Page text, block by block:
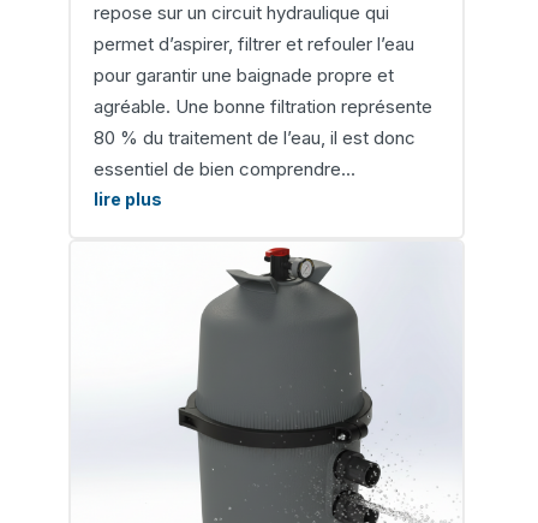
repose sur un circuit hydraulique qui
permet d’aspirer, filtrer et refouler l’eau
pour garantir une baignade propre et
agréable. Une bonne filtration représente
80 % du traitement de l’eau, il est donc
essentiel de bien comprendre...
lire plus